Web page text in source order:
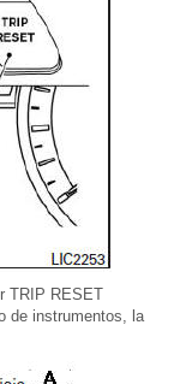
TRIP RESET
de instrumentos, la